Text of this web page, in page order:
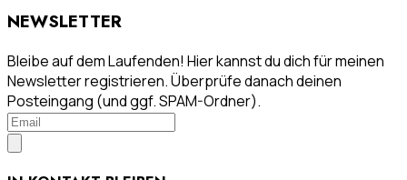
NEWSLETTER
Bleibe auf dem Laufenden! Hier kannst du dich für meinen
Newsletter registrieren. Überprüfe danach deinen
Posteingang (und ggf. SPAM-Ordner).